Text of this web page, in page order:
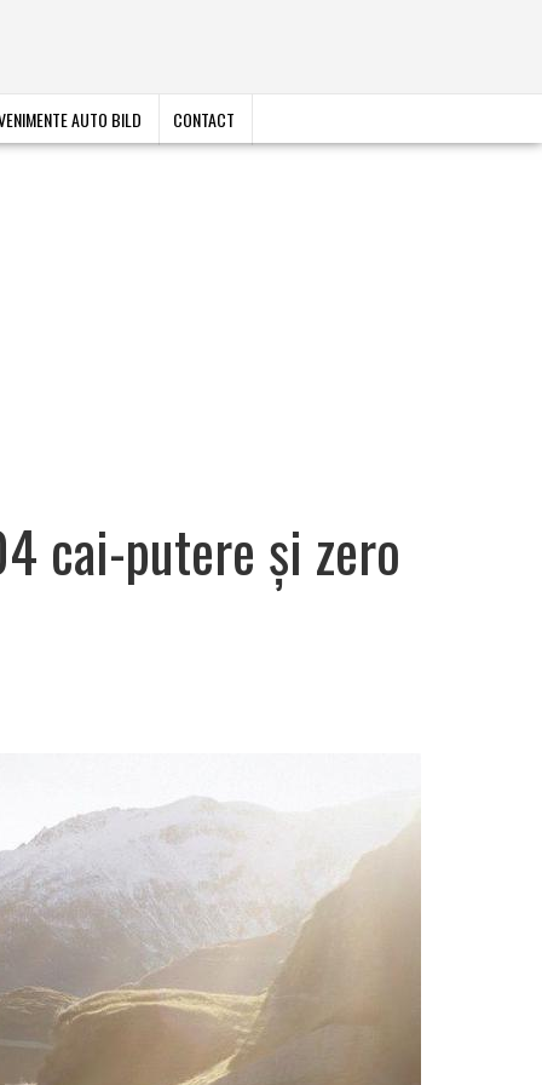
AUTO BILD CONTACT
cai-putere și zero